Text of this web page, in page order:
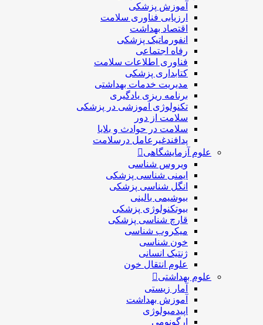
آموزش پزشکی
ارزیابی فناوری سلامت
اقتصاد بهداشت
انفورماتیک پزشکی
رفاه اجتماعی
فناوری اطلاعات سلامت
کتابداری پزشکی
مديريت خدمات بهداشتی
برنامه ریزی یادگیری
تکنولوژی آموزشی در پزشکی
سلامت از دور
سلامت در حوادث و بلایا
پدافندغیرعامل درسلامت
علوم آزمایشگاهی
ویروس شناسی
ایمنی شناسی پزشكی
انگل شناسی پزشکی
بیوشیمی بالینی
بیوتکنولوژی پزشکی
قارچ شناسی پزشکی
ميكروب شناسی
خون شناسی
ژنتیک انسانی
علوم انتقال خون
علوم بهداشتی
آمار زیستی
آموزش بهداشت
اپیدمیولوژی
ارگونومی